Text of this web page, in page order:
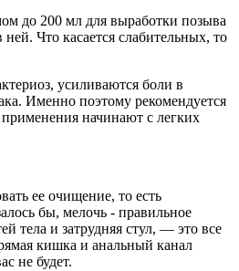
до 200 мл для выработки позыва
Что касается слабительных, то
усиливаются боли в
Именно поэтому рекомендуется
начинают с легких
ее очищение, то есть
бы, мелочь - правильное
тела и затрудняя стул, — это все
кишка и анальный канал
не будет.